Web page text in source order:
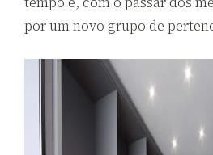
por um novo grupo de